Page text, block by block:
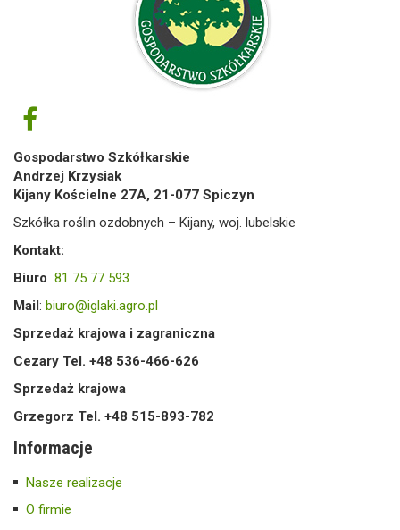
Gospodarstwo Szkółkarskie
Andrzej Krzysiak
Kijany Kościelne 27A, 21-077 Spiczyn
Szkółka roślin ozdobnych – Kijany, woj. lubelskie
Kontakt:
Biuro 81 75 77 593
Mail: biuro@iglaki.agro.pl
Sprzedaż krajowa i zagraniczna
Cezary Tel. +48 536-466-626
Sprzedaż krajowa
Grzegorz Tel. +48 515-893-782
Informacje
Nasze realizacje
O firmie